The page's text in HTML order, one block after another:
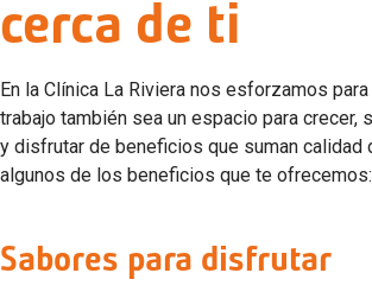
cerca de ti
En la Clínica La Riviera nos esforzamos
trabajo también sea un espacio para crecer,
y disfrutar de beneficios que suman calidad
algunos de los beneficios que te ofrecemos:
Sabores para disfrutar